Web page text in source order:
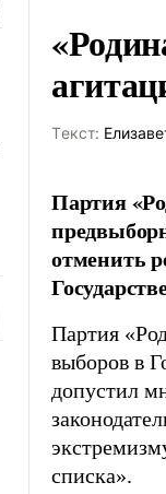
Tекст:
Партия
отменить
Партия
выборов в
допустил
списка».